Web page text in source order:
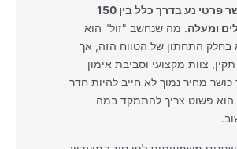
למועדון כושר פרטי נע בדרך כלל בין 150
. מה שנחשב "זול" הוא
בחלק התחתון של הטווח הזה, אך
צוות מקצועי וסביבת אימון
מחיר נמוך לא חייב להיות חדר
הוא פשוט צריך להתמקד במה